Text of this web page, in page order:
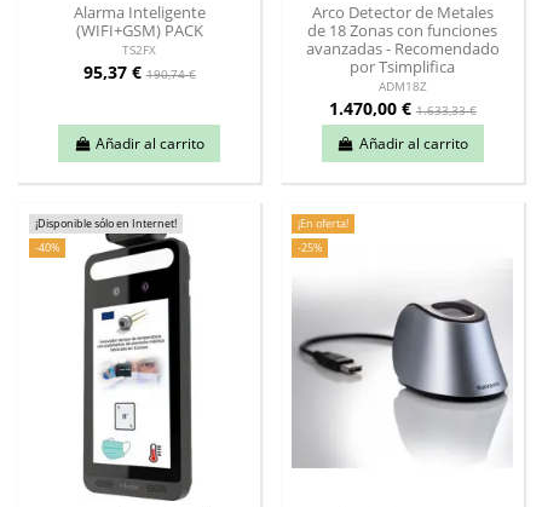
Alarma Inteligente
(WIFI+GSM) PACK
TS2FX
95,37 €190,74 €
Añadir al carrito
Arco Detector de Metales
de 18 Zonas con funciones
avanzadas - Recomendado
por Tsimplifica
ADM18Z
1.470,00 €1.633,33 €
Añadir al carrito
¡Disponible sólo en Internet!
-40%
¡En oferta!
-25%